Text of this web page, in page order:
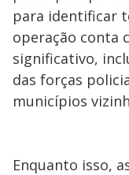
para identificar
operação conta
significativo,
das forças
municípios
Enquanto isso,